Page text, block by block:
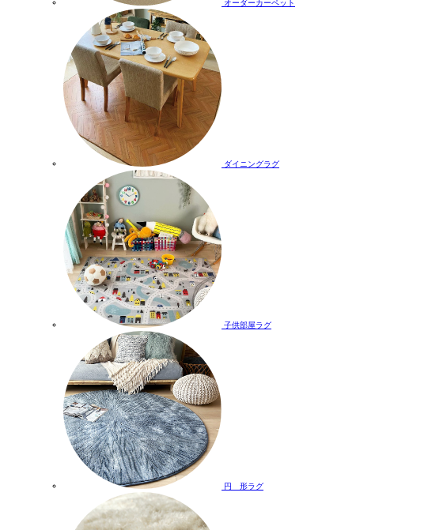
オーダーカーペット
ダイニングラグ
子供部屋ラグ
円 形ラグ